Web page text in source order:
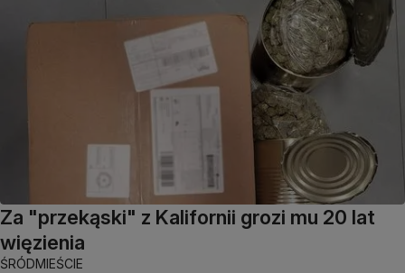
Za "przekąski" z Kalifornii grozi mu 20 lat
więzienia
ŚRÓDMIEŚCIE